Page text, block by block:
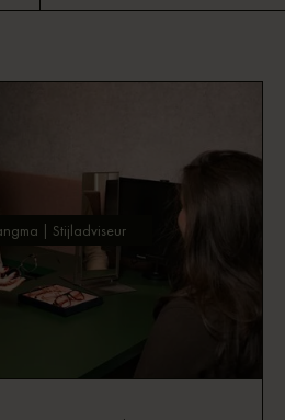
| Stijladviseur